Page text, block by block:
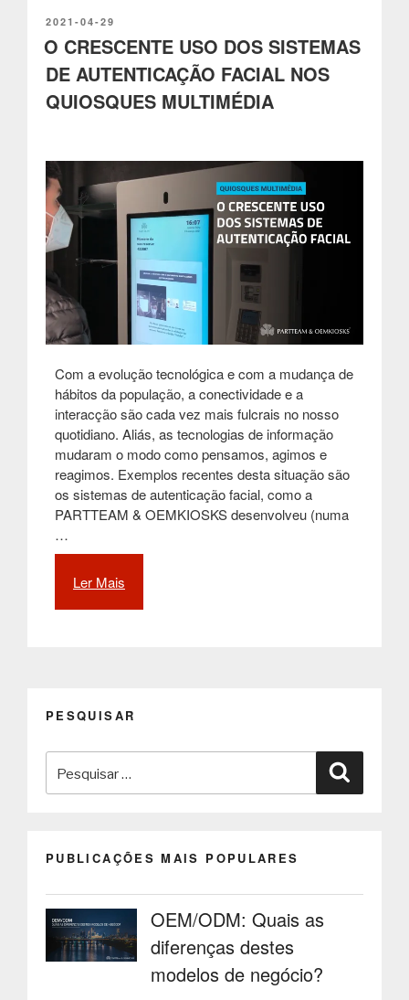
IoT
e
nos
quiosques
PUBLICADO
EM
2021-04-29
O CRESCENTE USO DOS SISTEMAS
DE AUTENTICAÇÃO FACIAL NOS
QUIOSQUES MULTIMÉDIA
Com a evolução tecnológica e com a mudança de
hábitos da população, a conectividade e a
interacção são cada vez mais fulcrais no nosso
quotidiano. Aliás, as tecnologias de informação
mudaram o modo como pensamos, agimos e
reagimos. Exemplos recentes desta situação são
os sistemas de autenticação facial, como a
PARTTEAM & OEMKIOSKS desenvolveu (numa
…
Ler Mais
facial
multimédia”
PESQUISAR
por:
PUBLICAÇÕES MAIS POPULARES
OEM/ODM: Quais as
diferenças destes
modelos de negócio?